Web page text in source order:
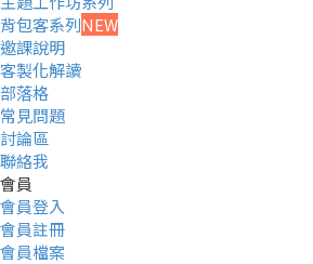
背包客系列NEW
邀課說明
客製化解讀
部落格
常見問題
討論區
聯絡我
會員
會員登入
會員註冊
會員檔案